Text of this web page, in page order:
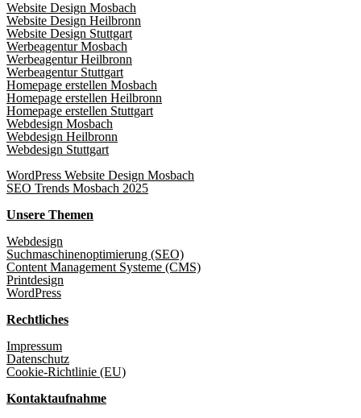
Website Design Mosbach
Website Design Heilbronn
Website Design Stuttgart
Werbeagentur Mosbach
Werbeagentur Heilbronn
Werbeagentur Stuttgart
Homepage erstellen Mosbach
Homepage erstellen Heilbronn
Homepage erstellen Stuttgart
Webdesign Mosbach
Webdesign Heilbronn
Webdesign Stuttgart
WordPress Website Design Mosbach
SEO Trends Mosbach 2025
Unsere Themen
Webdesign
Suchmaschinenoptimierung (SEO)
Content Management Systeme (CMS)
Printdesign
WordPress
Rechtliches
Impressum
Datenschutz
Cookie-Richtlinie (EU)
Kontaktaufnahme